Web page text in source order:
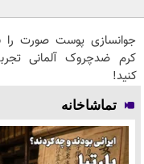
جوانسازی پوست صورت را
کرم ضدچروک آلمانی
کنید!
تماشاخانه